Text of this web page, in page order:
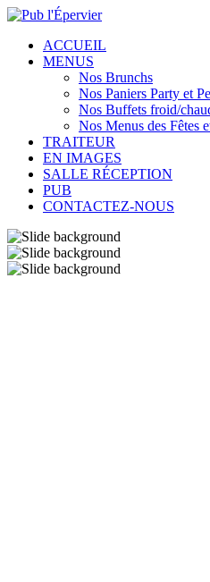
ACCUEIL
MENUS
Nos Brunchs
Nos Paniers Party et
Nos Buffets froid/
Nos Menus des Fêtes
TRAITEUR
EN IMAGES
SALLE RÉCEPTION
PUB
CONTACTEZ-NOUS